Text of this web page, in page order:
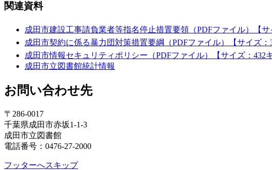
関連資料
成田市建設工事請負業者等指名停止措置要領（PDFファイル）【サ
成田市契約に係る暴力団対策措置要綱（PDFファイル）【サイズ：
成田市情報セキュリティポリシー（PDFファイル）【サイズ：432
成田市立図書館統計情報
お問い合わせ先
〒286-0017
千葉県成田市赤坂1-1-3
成田市立図書館
電話番号：0476-27-2000
フッターへスキップ